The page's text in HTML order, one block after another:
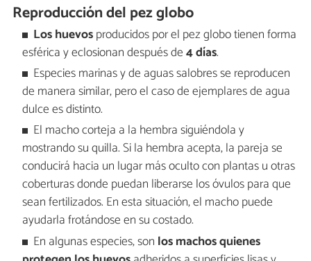
Reproducción del pez globo
Los huevosproducidos por el pez globo tienen forma
esférica y eclosionan después de4 días.
Especies marinas y de aguas salobres se reproducen
de manera similar, pero el caso de ejemplares de agua
dulce es distinto.
El macho corteja a la hembra siguiéndola y
mostrando su quilla. Si la hembra acepta, la pareja se
conducirá hacia un lugar más oculto con plantas u otras
coberturas donde puedan liberarse los óvulos para que
sean fertilizados. En esta situación, el macho puede
ayudarla frotándose en su costado.
En algunas especies, son los machos quienes